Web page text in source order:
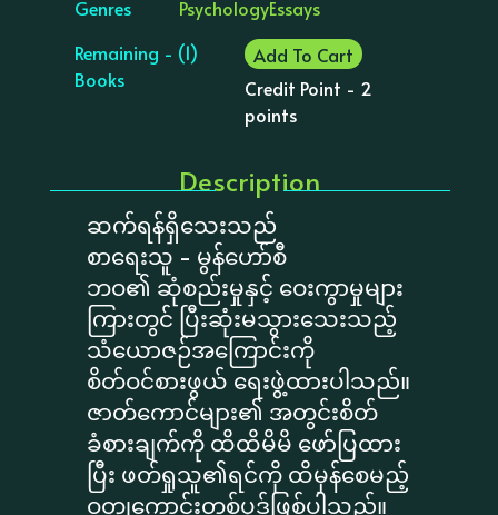
Genres
PsychologyEssays
Remaining - (1)
Books
Add To Cart
Credit Point - 2
points
Description
ဆက်ရန်ရှိသေးသည်
စာရေးသူ - မွန်ဟော်စီ
ဘဝ၏ ဆုံစည်းမှုနှင့် ဝေးကွာမှုများ
ကြားတွင် ပြီးဆုံးမသွားသေးသည့်
သံယောဇဉ်အကြောင်းကို
စိတ်ဝင်စားဖွယ် ရေးဖွဲ့ထားပါသည်။
ဇာတ်ကောင်များ၏ အတွင်းစိတ်
ခံစားချက်ကို ထိထိမိမိ ဖော်ပြထား
ပြီး ဖတ်ရှုသူ၏ရင်ကို ထိမှန်စေမည့်
ဝတ္ထုကောင်းတစ်ပုဒ်ဖြစ်ပါသည်။